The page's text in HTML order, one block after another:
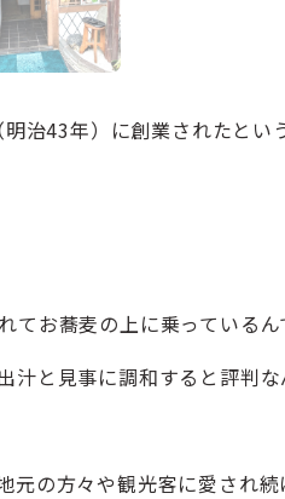
治43年）に創業されたとい
お蕎麦の上に乗っているん
と見事に調和すると評判な
元の方々や観光客に愛され